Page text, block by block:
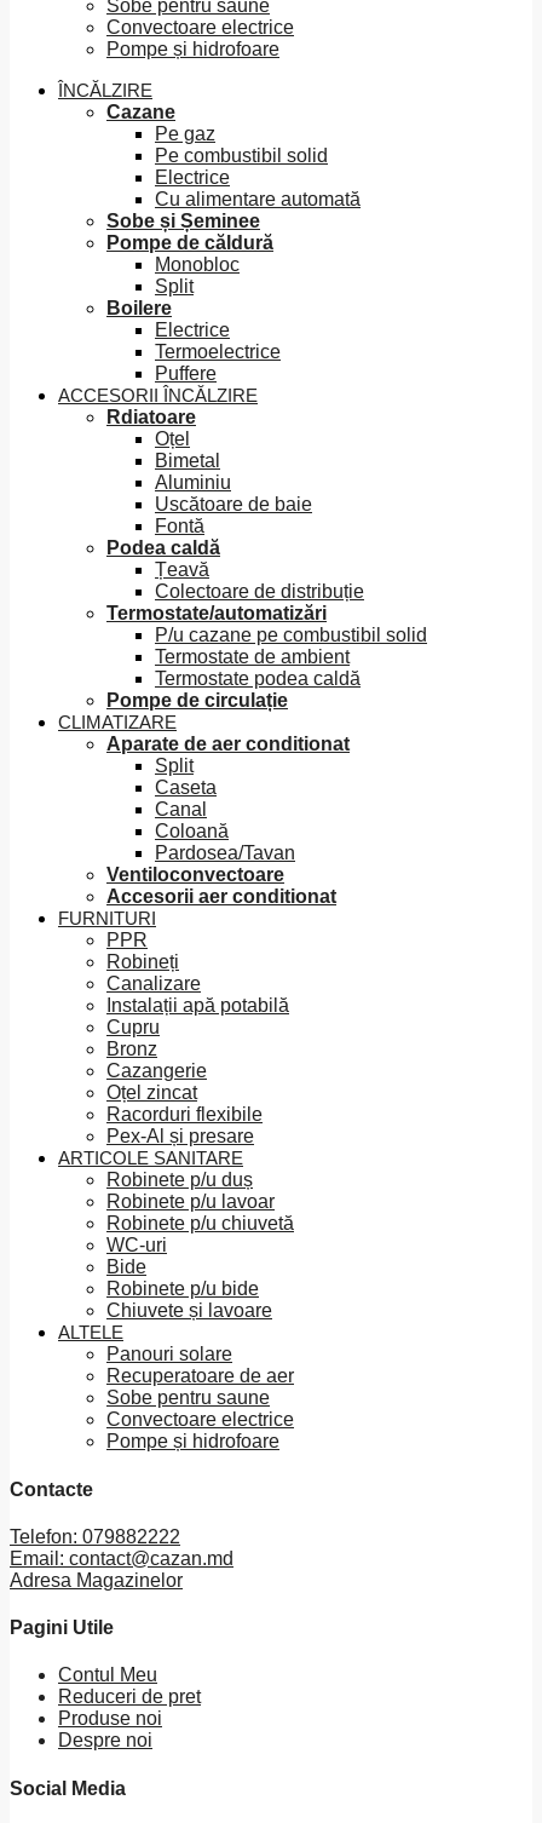
Sobe pentru saune
Convectoare electrice
Pompe și hidrofoare
ÎNCĂLZIRE
Cazane
Pe gaz
Pe combustibil solid
Electrice
Cu alimentare automată
Sobe și Șeminee
Pompe de căldură
Monobloc
Split
Boilere
Electrice
Termoelectrice
Puffere
ACCESORII ÎNCĂLZIRE
Rdiatoare
Oțel
Bimetal
Aluminiu
Uscătoare de baie
Fontă
Podea caldă
Țeavă
Colectoare de distribuție
Termostate/automatizări
P/u cazane pe combustibil solid
Termostate de ambient
Termostate podea caldă
Pompe de circulație
CLIMATIZARE
Aparate de aer conditionat
Split
Caseta
Canal
Coloană
Pardosea/Tavan
Ventiloconvectoare
Accesorii aer conditionat
FURNITURI
PPR
Robineți
Canalizare
Instalații apă potabilă
Cupru
Bronz
Cazangerie
Oțel zincat
Racorduri flexibile
Pex-Al și presare
ARTICOLE SANITARE
Robinete p/u duș
Robinete p/u lavoar
Robinete p/u chiuvetă
WC-uri
Bide
Robinete p/u bide
Chiuvete și lavoare
ALTELE
Panouri solare
Recuperatoare de aer
Sobe pentru saune
Convectoare electrice
Pompe și hidrofoare
Contacte
Telefon: 079882222
Email: contact@cazan.md
Adresa Magazinelor
Pagini Utile
Contul Meu
Reduceri de pret
Produse noi
Despre noi
Social Media